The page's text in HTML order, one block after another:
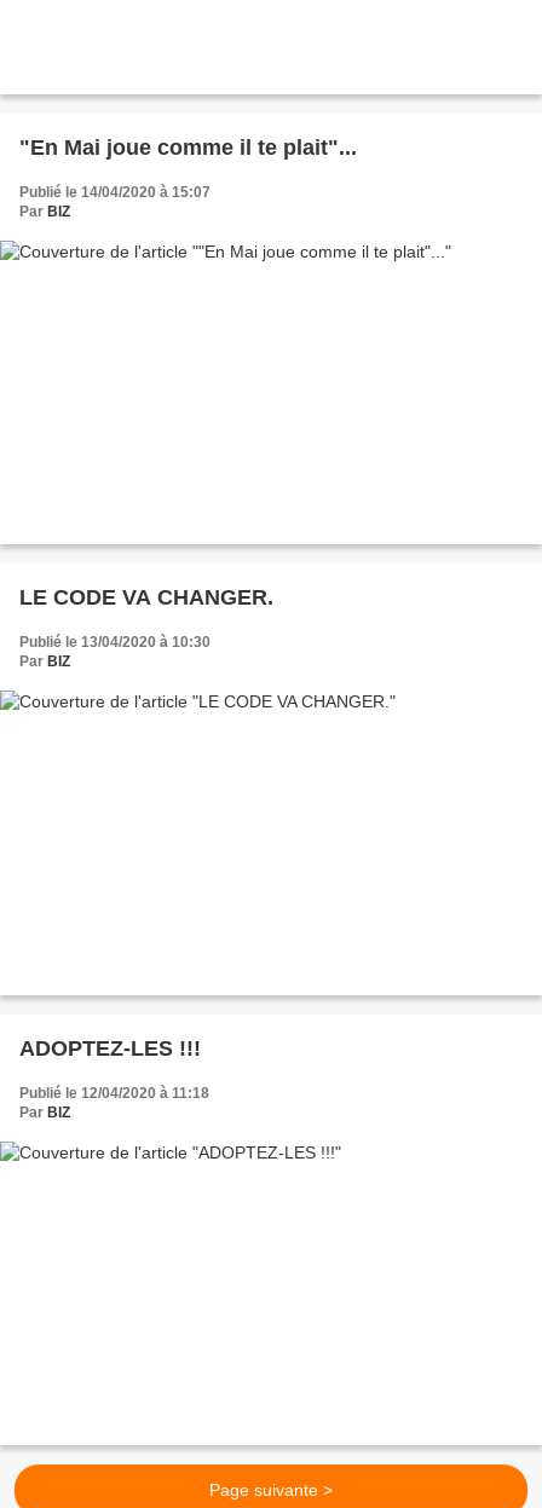
"En Mai joue comme il te plait"...
Publié le 14/04/2020 à 15:07
Par BIZ
LE CODE VA CHANGER.
Publié le 13/04/2020 à 10:30
Par BIZ
ADOPTEZ-LES !!!
Publié le 12/04/2020 à 11:18
Par BIZ
Page suivante >